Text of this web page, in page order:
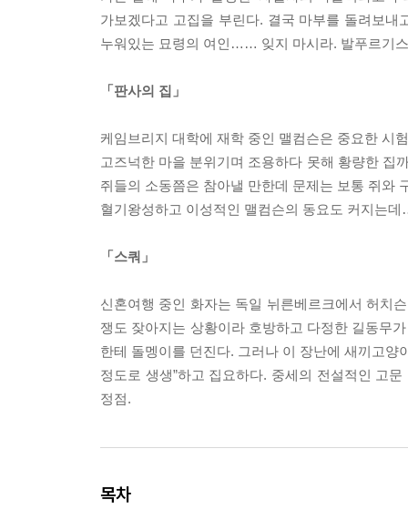
가보겠다고 고집을 부린다. 결국 마부를 돌려보
누워있는 묘령의 여인…… 잊지 마시라. 발푸르기
「판사의 집」
케임브리지 대학에 재학 중인 맬컴슨은 중요한 시
고즈넉한 마을 분위기며 조용하다 못해 황량한 집
쥐들의 소동쯤은 참아낼 만한데 문제는 보통 쥐와
혈기왕성하고 이성적인 맬컴슨의 동요도 커지는
「스쿼」
신혼여행 중인 화자는 독일 뉘른베르크에서 허치
쟁도 잦아지는 상황이라 호방하고 다정한 길동무
한테 돌멩이를 던진다. 그러나 이 장난에 새끼고
정도로 생생”하고 집요하다. 중세의 전설적인 고
정점.
목차